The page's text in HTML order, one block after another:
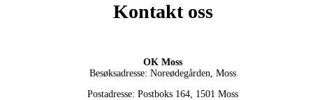
Kontakt oss
OK Moss
Besøksadresse: Noreødegården, Moss
Postadresse: Postboks 164, 1501 Moss